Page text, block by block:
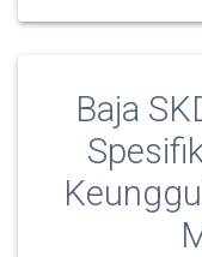
Baja